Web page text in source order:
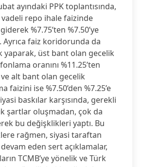
ayındaki PPK toplantısında,
repo ihale faizinde
%7.75’ten %7.50’ye
Ayrıca faiz koridorunda da
yaparak, üst bant olan gecelik
oranını %11.25’ten
ve alt bant olan gecelik
faizini ise %7.50’den %7.25’e
baskılar karşısında, gerekli
şartlar oluşmadan, çok da
bu değişklikleri yaptı. Bu
rağmen, siyasi taraftan
eden sert açıklamalar,
TCMB’ye yönelik ve Türk